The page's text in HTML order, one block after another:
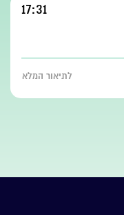
17:31
לתיאור המלא